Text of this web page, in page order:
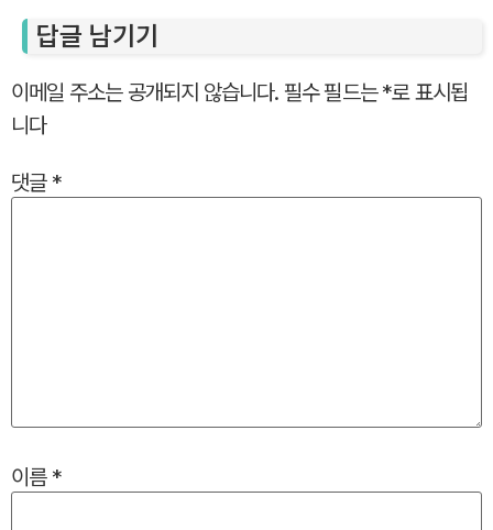
답글 남기기
이메일 주소는 공개되지 않습니다. 필수 필드는*로 표시됩
니다
댓글 *
이름 *